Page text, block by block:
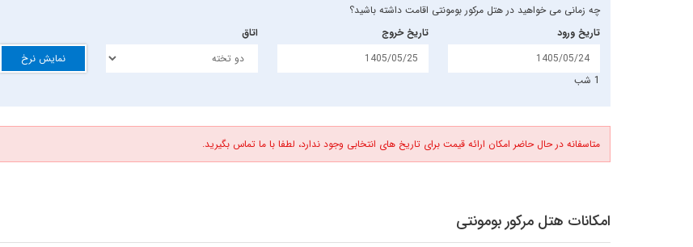
چه زمانی می خواهید در هتل مرکور بومونتی اقامت داشته باشید؟
تاریخ ورود
1 شب
تاریخ خروج
اتاق
نمایش نرخ
متاسفانه در حال حاضر امکان ارائه قیمت برای تاریخ های انتخابی وجود ندارد، لطفا با ما تماس بگیرید.
امکانات هتل مرکور بومونتی